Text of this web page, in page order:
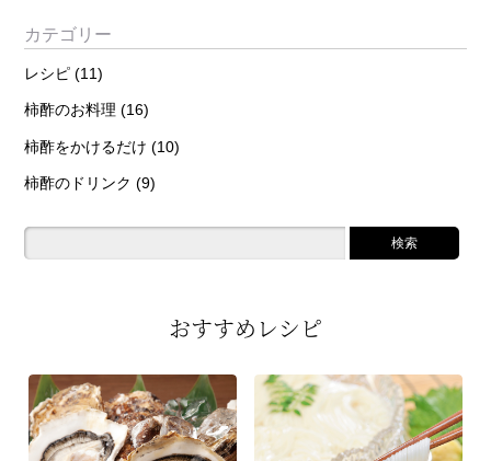
カテゴリー
レシピ (11)
柿酢のお料理 (16)
柿酢をかけるだけ (10)
柿酢のドリンク (9)
おすすめレシピ